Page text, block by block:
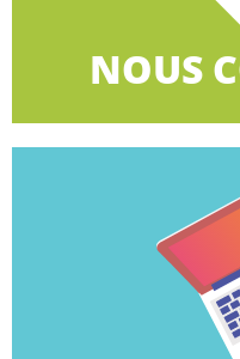
NOUS
NOUS
Retrouvez dans
la campagne des